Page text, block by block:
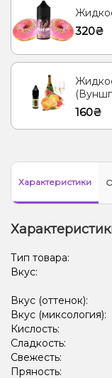
320₴
160₴
Характеристики
Тип товара:
Вкус:
Вкус (оттенок):
Вкус (миксология):
Кислость:
Сладкость:
Свежесть:
Пряность: